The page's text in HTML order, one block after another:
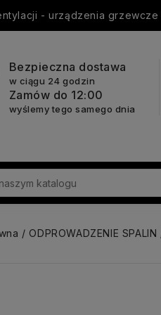
- urządzenia
Bezpieczna dostawa
w ciągu 24 godzin
Zamów do 12:00
wyślemy tego samego dnia
ODPROWADZENIE SPALIN